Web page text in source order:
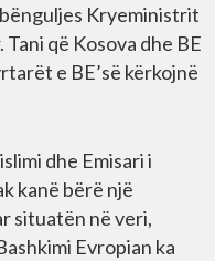
Kryeministrit
që Kosova dhe BE
e BE’së kërkojnë
dhe Emisari i
kanë bërë një
situatën në veri,
Evropian ka